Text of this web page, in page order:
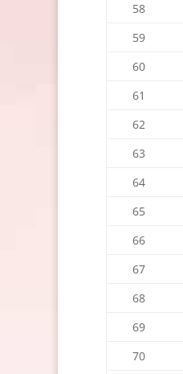
58
59
60
61
62
63
64
65
66
67
68
69
70